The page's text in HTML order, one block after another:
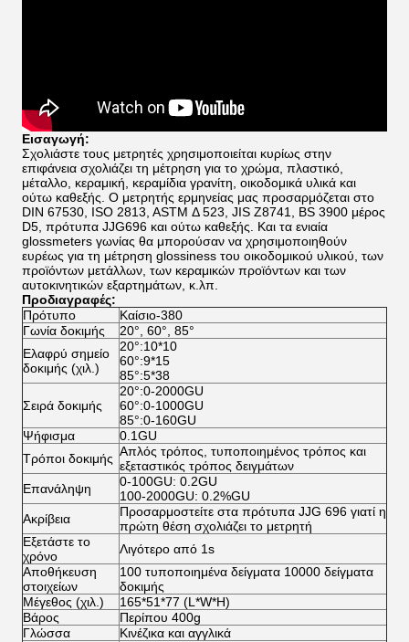
Εισαγωγή:
Σχολιάστε τους μετρητές χρησιμοποιείται κυρίως στην
επιφάνεια σχολιάζει τη μέτρηση για το χρώμα, πλαστικό,
μέταλλο, κεραμική, κεραμίδια γρανίτη, οικοδομικά υλικά και
ούτω καθεξής. Ο μετρητής ερμηνείας μας προσαρμόζεται στο
DIN 67530, ISO 2813, ASTM Δ 523, JIS Z8741, BS 3900 μέρος
D5, πρότυπα JJG696 και ούτω καθεξής. Και τα ενιαία
glossmeters γωνίας θα μπορούσαν να χρησιμοποιηθούν
ευρέως για τη μέτρηση glossiness του οικοδομικού υλικού, των
προϊόντων μετάλλων, των κεραμικών προϊόντων και των
αυτοκινητικών εξαρτημάτων, κ.λπ.
Προδιαγραφές:
Πρότυπο
Καίσιο-380
Γωνία δοκιμής
20°, 60°, 85°
Ελαφρύ σημείο
δοκιμής (χιλ.)
20°:10*10
60°:9*15
85°:5*38
Σειρά δοκιμής
20°:0-2000GU
60°:0-1000GU
85°:0-160GU
Ψήφισμα
0.1GU
Τρόποι δοκιμής Απλός τρόπος, τυποποιημένος τρόπος και
εξεταστικός τρόπος δειγμάτων
Επανάληψη
0-100GU: 0.2GU
100-2000GU: 0.2%GU
Ακρίβεια
Προσαρμοστείτε στα πρότυπα JJG 696 γιατί η
πρώτη θέση σχολιάζει το μετρητή
Εξετάστε το
χρόνο
Λιγότερο από 1s
Αποθήκευση
στοιχείων
100 τυποποιημένα δείγματα 10000 δείγματα
δοκιμής
Μέγεθος (χιλ.)
165*51*77 (L*W*H)
Βάρος
Περίπου 400g
Γλώσσα
Κινέζικα και αγγλικά